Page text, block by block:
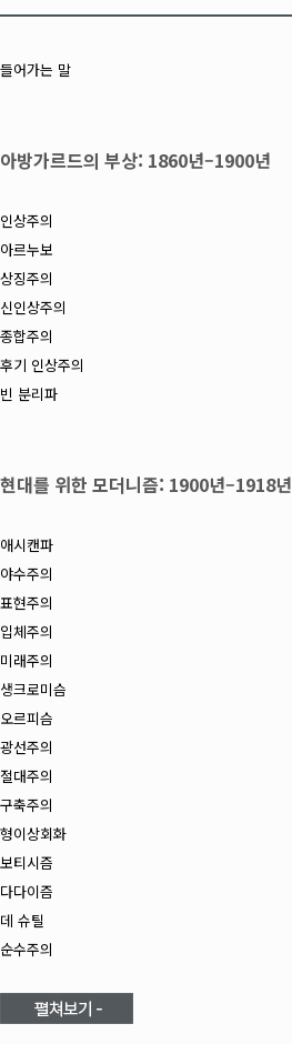
들어가는 말
아방가르드의 부상: 1860년–1900년
인상주의
아르누보
상징주의
신인상주의
종합주의
후기 인상주의
빈 분리파
현대를 위한 모더니즘: 1900년–1918년
애시캔파
야수주의
표현주의
입체주의
미래주의
생크로미슴
오르피슴
광선주의
절대주의
구축주의
형이상회화
보티시즘
다다이즘
데 슈틸
순수주의